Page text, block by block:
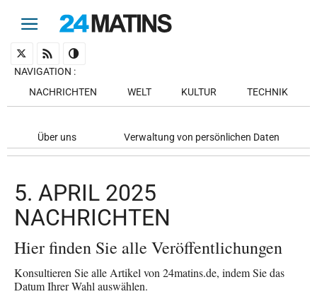
NAVIGATION :
NACHRICHTEN
WELT KULTUR TECHNIK
Über uns Verwaltung von persönlichen Daten
5. APRIL 2025
NACHRICHTEN
Hier finden Sie alle Veröffentlichungen
Konsultieren Sie alle Artikel von 24matins.de, indem Sie das
Datum Ihrer Wahl auswählen.